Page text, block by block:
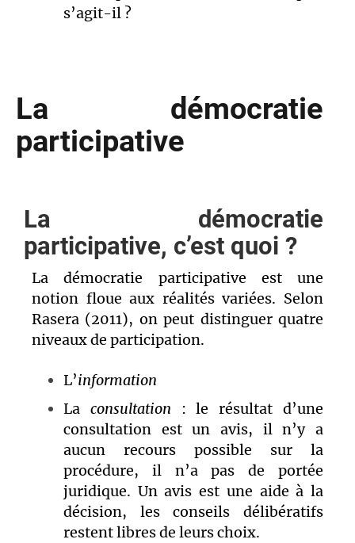
s’agit-il ?
La démocratie
participative
La démocratie
participative, c’est quoi ?
La démocratie participative est une
notion floue aux réalités variées. Selon
Rasera (2011), on peut distinguer quatre
niveaux de participation.
L’information
La consultation
: le résultat d’une
consultation est un avis, il n’y a
aucun recours possible sur la
procédure, il n’a pas de portée
juridique. Un avis est une aide à la
décision, les conseils délibératifs
restent libres de leurs choix.